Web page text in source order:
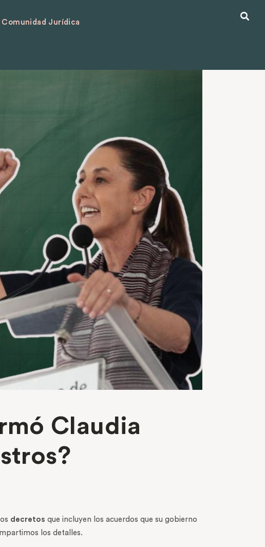
Comunidad Jurídica
Claudia
decretos que incluyen los acuerdos que su gobierno
los detalles.